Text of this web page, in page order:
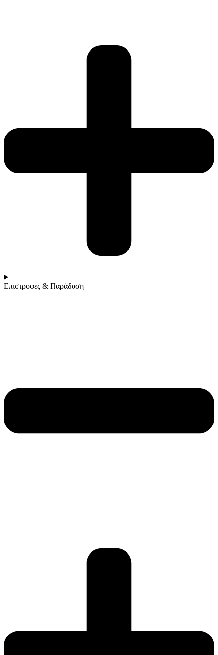
Επιστροφές & Παράδοση